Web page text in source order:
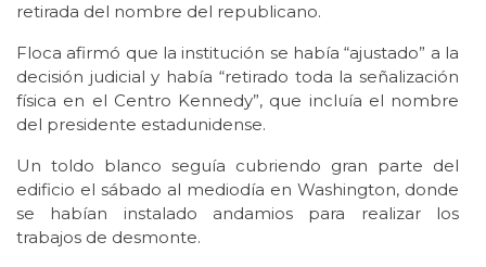
retirada del nombre del republicano.
Floca afirmó que la institución se había “ajustado” a la
decisión judicial y había “retirado toda la señalización
física en el Centro Kennedy”, que incluía el nombre
del presidente estadunidense.
Un toldo blanco seguía cubriendo gran parte del
edificio el sábado al mediodía en Washington, donde
se habían instalado andamios para realizar los
trabajos de desmonte.